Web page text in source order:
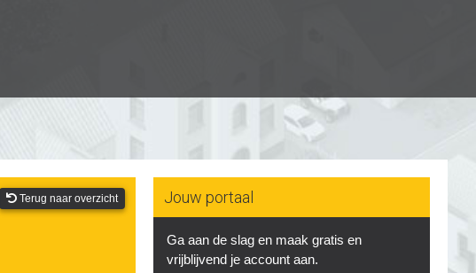
Terug naar overzicht Jouw portaal
Ga aan de slag en maak gratis en
vrijblijvend je account aan.